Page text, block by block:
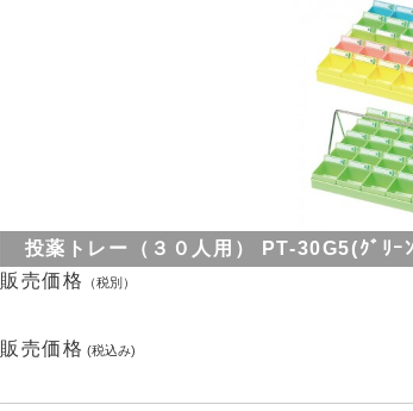
投薬トレー（３０人用） PT-30G5(ｸﾞ
販売価格
（税別）
販売価格 (税込み)